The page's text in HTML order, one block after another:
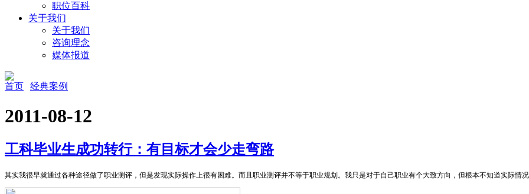
职位百科
关于我们
关于我们
咨询理念
媒体报道
首页 经典案例
2011-08-12
工科毕业生成功转行：有目标才会少走弯路
其实我很早就通过各种途径做了职业测评，但是发现实际操作上很有困难。而且职业测评并不等于职业规划。我只是对于自己职业有个大致方向，但根本不知道实际情